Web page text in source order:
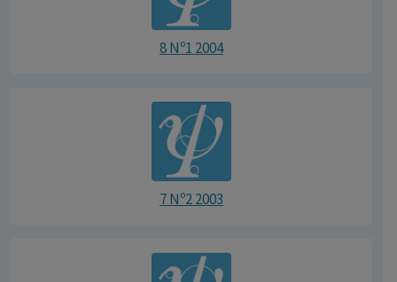
8 Nº1 2004
7 Nº2 2003